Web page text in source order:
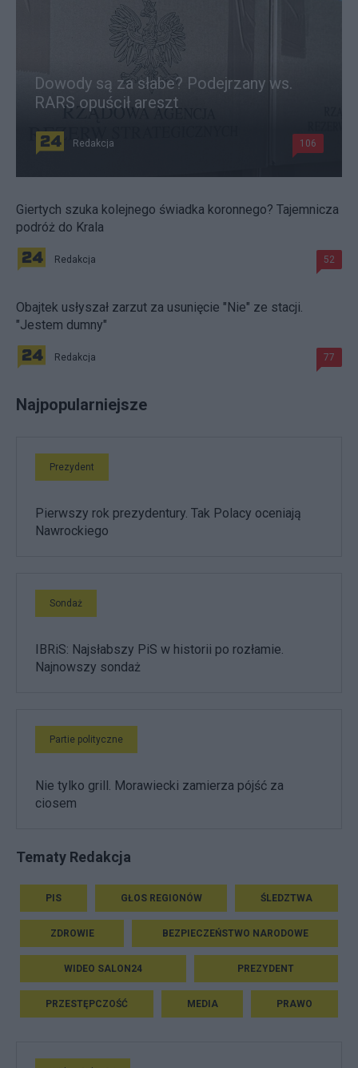
Dowody są za słabe? Podejrzany ws.
RARS opuścił areszt
Redakcja 106
Giertych szuka kolejnego świadka koronnego? Tajemnicza
podróż do Krala
Redakcja 52
Obajtek usłyszał zarzut za usunięcie "Nie" ze stacji.
"Jestem dumny"
Redakcja 77
Najpopularniejsze
Prezydent
Pierwszy rok prezydentury. Tak Polacy oceniają
Nawrockiego
Sondaż
IBRiS: Najsłabszy PiS w historii po rozłamie.
Najnowszy sondaż
Partie polityczne
Nie tylko grill. Morawiecki zamierza pójść za
ciosem
Tematy Redakcja
PIS GŁOS REGIONÓW ŚLEDZTWA
ZDROWIE BEZPIECZEŃSTWO NARODOWE
WIDEO SALON24 PREZYDENT
PRZESTĘPCZOŚĆ MEDIA PRAWO